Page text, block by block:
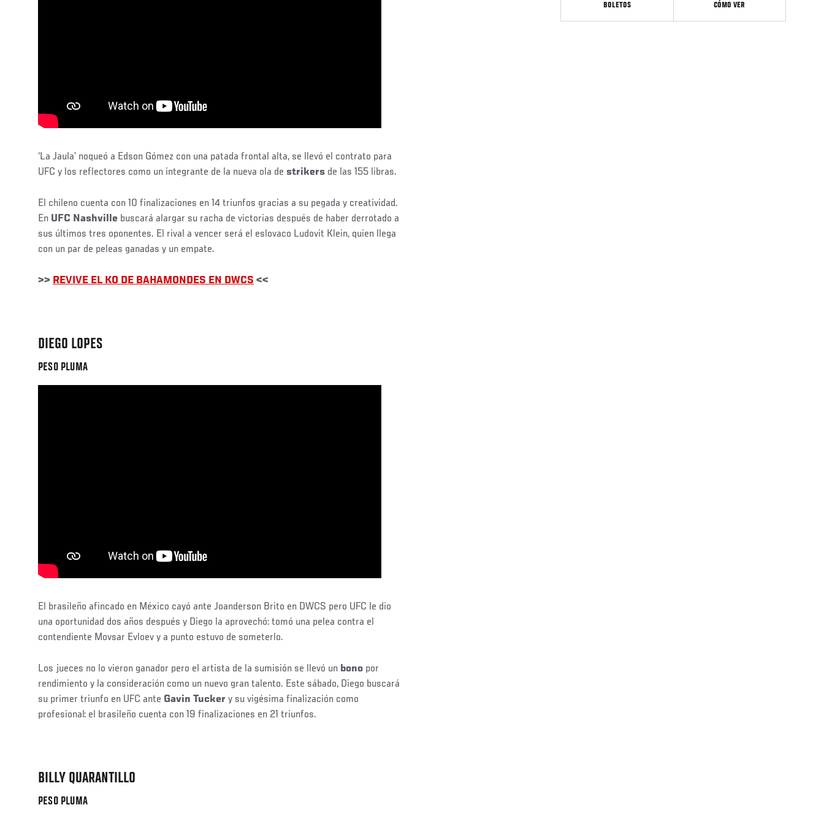
‘La Jaula’ noqueó a Edson Gómez con una patada frontal alta, se llevó el contrato para
UFC y los reflectores como un integrante de la nueva ola de strikers de las 155 libras.
El chileno cuenta con 10 finalizaciones en 14 triunfos gracias a su pegada y creatividad.
En UFC Nashville buscará alargar su racha de victorias después de haber derrotado a
sus últimos tres oponentes. El rival a vencer será el eslovaco Ludovit Klein, quien llega
con un par de peleas ganadas y un empate.
>> REVIVE EL KO DE BAHAMONDES EN DWCS <<
DIEGO LOPES
PESO PLUMA
El brasileño afincado en México cayó ante Joanderson Brito en DWCS pero UFC le dio
una oportunidad dos años después y Diego la aprovechó: tomó una pelea contra el
contendiente Movsar Evloev y a punto estuvo de someterlo.
Los jueces no lo vieron ganador pero el artista de la sumisión se llevó un bono por
rendimiento y la consideración como un nuevo gran talento. Este sábado, Diego buscará
su primer triunfo en UFC ante Gavin Tucker y su vigésima finalización como
profesional: el brasileño cuenta con 19 finalizaciones en 21 triunfos.
BILLY QUARANTILLO
PESO PLUMA
BOLETOS CÓMO VER